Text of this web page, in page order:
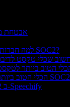
אבטחת
למה חברות צריכות לעמוד בתקן SOC2?
הכלי הטוב ביותר לדיבוב עם תאימות SOC2
סקירת תהליך SOC2 ב-Speechify